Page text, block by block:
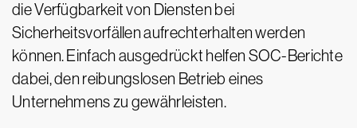
die Verfügbarkeit von Diensten bei
Sicherheitsvorfällen aufrechterhalten werden
können. Einfach ausgedrückt helfen SOC-Berichte
dabei, den reibungslosen Betrieb eines
Unternehmens zu gewährleisten.